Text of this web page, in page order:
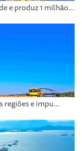
e produz 1 milhão...
regiões e impu...